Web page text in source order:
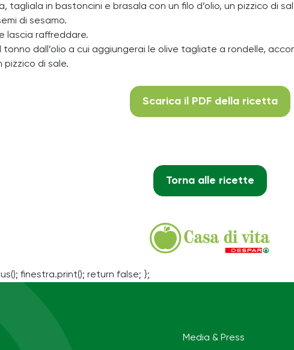
tagliala in bastoncini e brasala con un filo d’olio, un pizzico di
di sesamo.
lascia raffreddare.
tonno dall’olio a cui aggiungerai le olive tagliate a rondelle,
pizzico di sale.
Scarica il PDF della ricetta
Torna alle ricette
finestra.print(); return false; };
Media & Press